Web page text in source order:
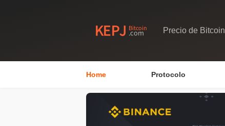
Precio de Bitcoin
Home Protocolo